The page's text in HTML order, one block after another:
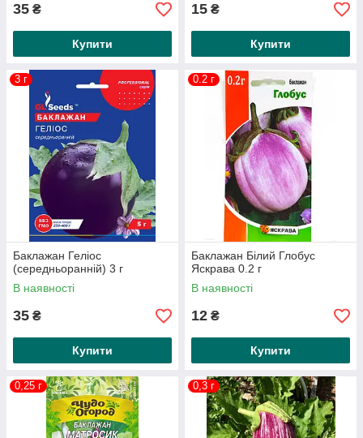
35 ₴
Купити
15 ₴
Купити
3 г
Баклажан Геліос
(середньоранній) 3 г
В наявності
35 ₴
Купити
0.2 г
Баклажан Білий Глобус
Яскрава 0.2 г
В наявності
12 ₴
Купити
0,25 г 0,3 г